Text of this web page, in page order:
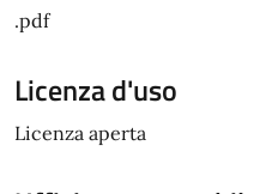
.pdf
Licenza d'uso
Licenza aperta